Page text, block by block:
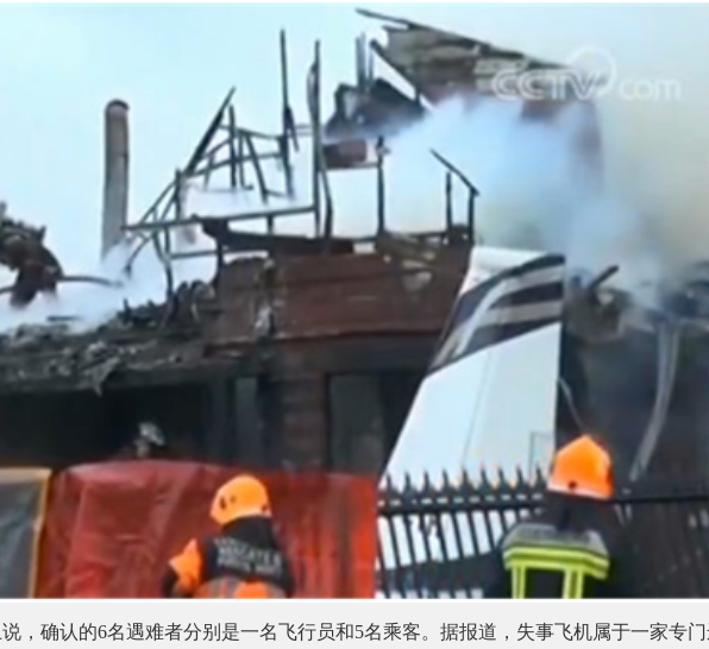
确认的6名遇难者分别是一名飞行员和5名乘客。据报道，失事飞机属于一家专